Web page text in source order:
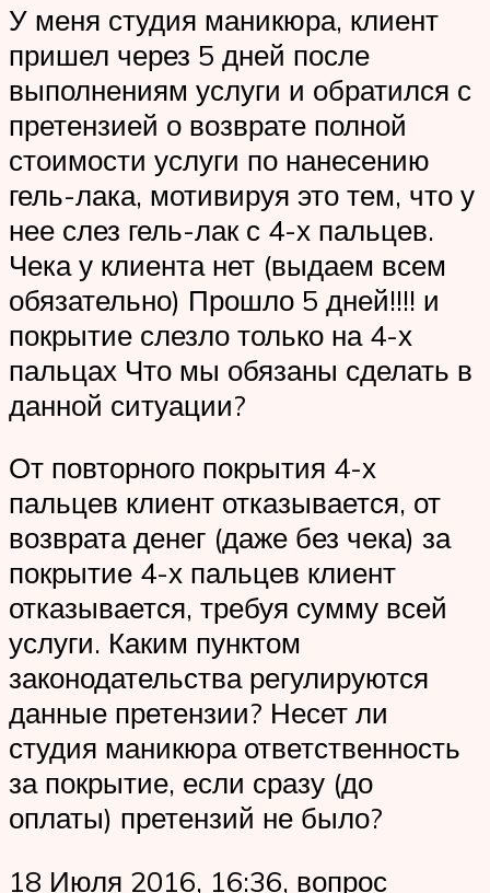
У меня студия маникюра, клиент
пришел через 5 дней после
выполнениям услуги и обратился с
претензией о возврате полной
стоимости услуги по нанесению
гель-лака, мотивируя это тем, что у
нее слез гель-лак с 4-х пальцев.
Чека у клиента нет (выдаем всем
обязательно) Прошло 5 дней!!!! и
покрытие слезло только на 4-х
пальцах Что мы обязаны сделать в
данной ситуации?
От повторного покрытия 4-х
пальцев клиент отказывается, от
возврата денег (даже без чека) за
покрытие 4-х пальцев клиент
отказывается, требуя сумму всей
услуги. Каким пунктом
законодательства регулируются
данные претензии? Несет ли
студия маникюра ответственность
за покрытие, если сразу (до
оплаты) претензий не было?
18 Июля 2016, 16:36, вопрос